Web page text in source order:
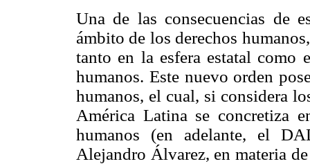
Una de las consecuencias de
ámbito de los derechos
tanto en la esfera estatal como
humanos. Este nuevo orden
humanos, el cual, si considera
América Latina se concretiza
humanos (en adelante, el
Alejandro Álvarez, en materia